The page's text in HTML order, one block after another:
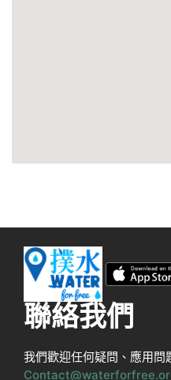
聯絡我們
我們歡迎任何疑問、應用問